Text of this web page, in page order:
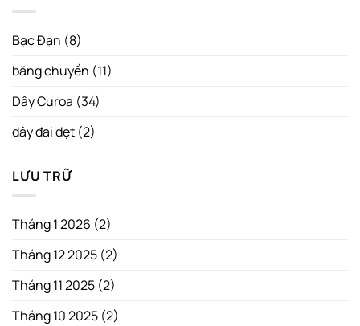
Bạc Đạn (8)
băng chuyền (11)
Dây Curoa (34)
dây đai dẹt (2)
LƯU TRỮ
Tháng 1 2026 (2)
Tháng 12 2025 (2)
Tháng 11 2025 (2)
Tháng 10 2025 (2)